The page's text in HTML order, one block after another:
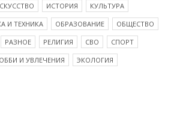
ИСТОРИЯ
КУЛЬТУРА
И ТЕХНИКА ОБРАЗОВАНИЕ
ОБЩЕСТВО
РАЗНОЕ РЕЛИГИЯ СВО
СПОРТ
И УВЛЕЧЕНИЯ
ЭКОЛОГИЯ